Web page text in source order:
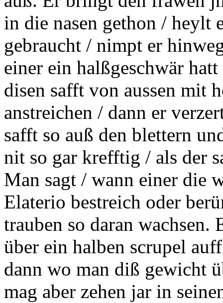
in die nasen gethon / heylt
gebraucht / nimpt er
einer ein halßgeschwär
disen safft von aussen mit
anstreichen / dann er
safft so auß den blettern
nit so gar krefftig / als der
Man sagt / wann einer die
Elaterio bestreich oder
trauben so daran
über ein halben scrupel
dann wo man diß gewicht
mag aber zehen jar in